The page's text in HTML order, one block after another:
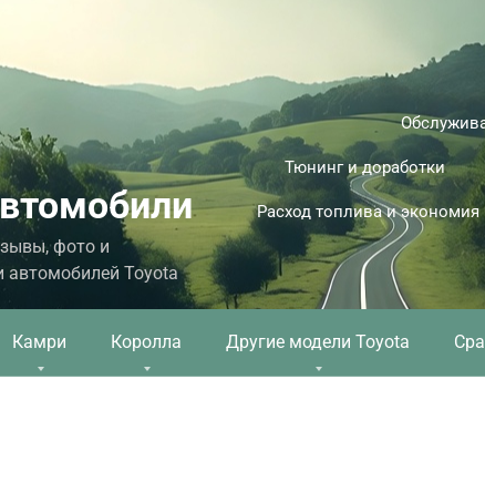
фото и
автомобилей Toyota
Тюнинг и доработки
Расход топлива и экономия
Камри Королла Другие модели Toyota